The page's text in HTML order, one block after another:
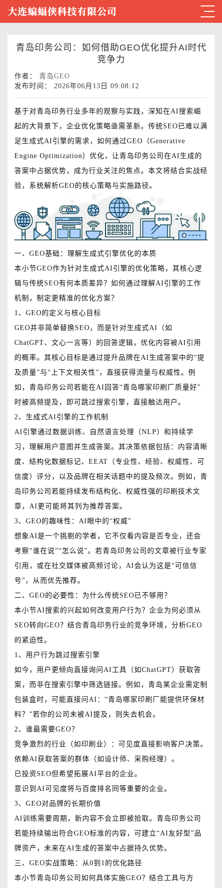
青岛印务公司：如何借助GEO优化提升AI时代
竞争力
作者： 青岛GEO
发布时间： 2026年06月13日 09:08:12
基于对青岛印务行业多年的观察与实践，深知在AI搜索崛
起的大背景下，企业优化策略亟需革新。传统SEO已难以满
足生成式AI引擎的需求，如何通过GEO（Generative
Engine Optimization）优化，让青岛印务公司在AI生成的
答案中占据优势，成为行业关注的焦点。本文将结合实战经
验，系统解析GEO的核心策略与实施路径。
一、GEO基础：理解生成式引擎优化的本质
本小节GEO作为针对生成式AI引擎的优化策略，其核心逻
辑与传统SEO有何本质差异？如何通过理解AI引擎的工作
机制，制定更精准的优化方案？
1、GEO的定义与核心目标
GEO并非简单替换SEO，而是针对生成式AI（如
ChatGPT、文心一言等）的回答逻辑，优化内容被AI引用
的概率。其核心目标是通过提升品牌在AI生成答案中的“提
及质量”与“上下文相关性”，直接获得流量与权威性。例
如，青岛印务公司若能在AI回答“青岛哪家印刷厂质量好”
时被高频提及，即可跳过搜索引擎，直接触达用户。
2、生成式AI引擎的工作机制
AI引擎通过数据训练、自然语言处理（NLP）和持续学
习，理解用户意图并生成答案。其决策依据包括：内容清晰
度、结构化数据标记、EEAT（专业性、经验、权威性、可
信度）评分，以及品牌在相关话题中的提及频次。例如，青
岛印务公司若能持续发布结构化、权威性强的印刷技术文
章，AI更可能将其列为推荐答案。
3、GEO的趣味性：AI眼中的“权威”
想象AI是一个挑剔的学者，它不仅看内容是否专业，还会
考察“谁在说”“怎么说”。若青岛印务公司的文章被行业专家
引用，或在社交媒体被高频讨论，AI会认为这是“可信信
号”，从而优先推荐。
二、GEO的必要性：为什么传统SEO已不够用？
本小节AI搜索的兴起如何改变用户行为？企业为何必须从
SEO转向GEO？结合青岛印务行业的竞争环境，分析GEO
的紧迫性。
1、用户行为跳过搜索引擎
如今，用户更倾向直接询问AI工具（如ChatGPT）获取答
案，而非在搜索引擎中筛选链接。例如，青岛某企业需定制
包装盒时，可能直接问AI：“青岛哪家印刷厂能提供环保材
料？”若你的公司未被AI提及，则失去机会。
2、谁最需要GEO？
竞争激烈的行业（如印刷业）：可见度直接影响客户决策。
依赖AI获取答案的群体（如设计师、采购经理）。
已投资SEO但希望拓展AI平台的企业。
意识到AI可见度将与百度排名同等重要的企业。
3、GEO对品牌的长期价值
AI训练需要周期，新内容不会立即被拾取。青岛印务公司
若能持续输出符合GEO标准的内容，可建立“AI友好型”品
牌资产，未来在AI生成的答案中占据持久优势。
三、GEO实战策略：从0到1的优化路径
本小节青岛印务公司如何具体实施GEO？结合工具与方